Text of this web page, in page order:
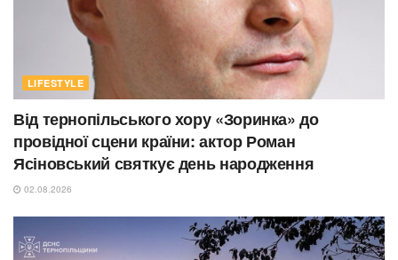
LIFESTYLE
Від тернопільського хору «Зоринка» до
провідної сцени країни: актор Роман
Ясіновський святкує день народження
02.08.2026